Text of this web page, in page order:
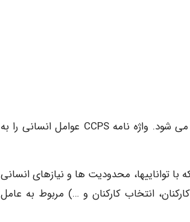
اصطلاح «عوامل انسانی» توسط سازمانهای مختلف به صورتهای متفاوت تعریف می شود. واژه نامه CCPS عوامل انسانی را به
تواناییها، محدودیت ها و نیازهای انسانی
انتخاب کارکنان و …) مربوط به عامل